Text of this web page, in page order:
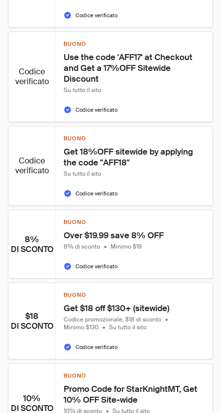
Codice verificato
Codice
verificato
BUONO
Use the code 'AFF17' at Checkout
and Get a 17%OFF Sitewide
Discount
Su tutto il sito
Codice verificato
Codice
verificato
BUONO
Get 18%OFF sitewide by applying
the code "AFF18"
Su tutto il sito
Codice verificato
8%
DI SCONTO
BUONO
Over $19.99 save 8% OFF
8% di sconto • Minimo $19
Codice verificato
$18
DI SCONTO
BUONO
Get $18 off $130+ (sitewide)
Codice promozionale, $18 di sconto •
Minimo $130 • Su tutto il sito
Codice verificato
10%
DI SCONTO
BUONO
Promo Code for StarKnightMT, Get
10% OFF Site-wide
10% di sconto • Su tutto il sito